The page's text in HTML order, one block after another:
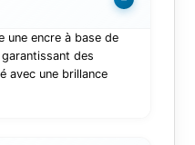
une encre à base de
des
avec une brillance